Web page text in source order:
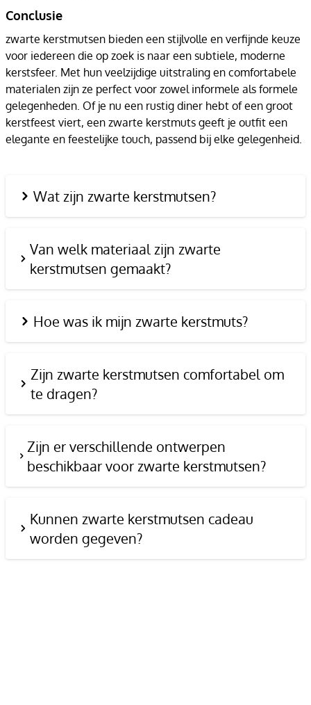
Conclusie
zwarte kerstmutsen bieden een stijlvolle en verfijnde keuze
voor iedereen die op zoek is naar een subtiele, moderne
kerstsfeer. Met hun veelzijdige uitstraling en comfortabele
materialen zijn ze perfect voor zowel informele als formele
gelegenheden. Of je nu een rustig diner hebt of een groot
kerstfeest viert, een zwarte kerstmuts geeft je outfit een
elegante en feestelijke touch, passend bij elke gelegenheid.
Wat zijn zwarte kerstmutsen?
Van welk materiaal zijn zwarte
kerstmutsen gemaakt?
Hoe was ik mijn zwarte kerstmuts?
Zijn zwarte kerstmutsen comfortabel om
te dragen?
Zijn er verschillende ontwerpen
beschikbaar voor zwarte kerstmutsen?
Kunnen zwarte kerstmutsen cadeau
worden gegeven?